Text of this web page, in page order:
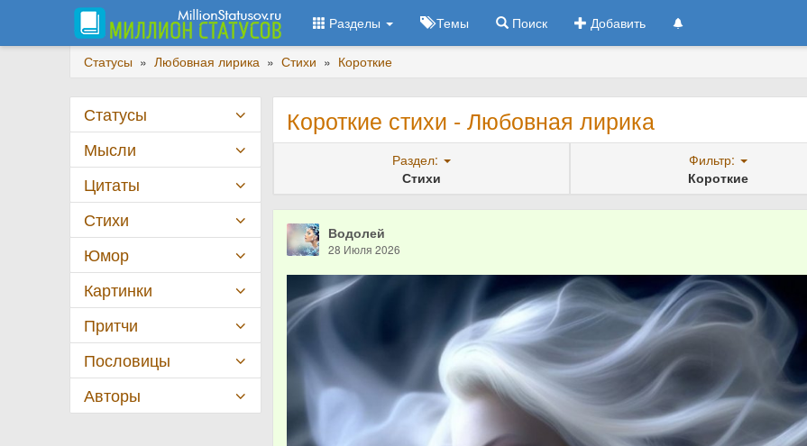
Разделы Темы Поиск Добавить
Статусы » Любовная лирика » Стихи » Короткие
Короткие стихи - Любовная лирика
Раздел:
Стихи
Фильтр:
Короткие
Водолей
28 Июля 2026
Статусы
Мысли
Цитаты
Стихи
Юмор
Картинки
Притчи
Пословицы
Авторы